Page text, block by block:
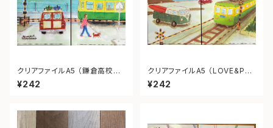
クリアファイルA5 （鎌倉高校前
踏切）
¥242
クリアファイルA5 （LOVE&PEA
CE from SHONAN）
¥242